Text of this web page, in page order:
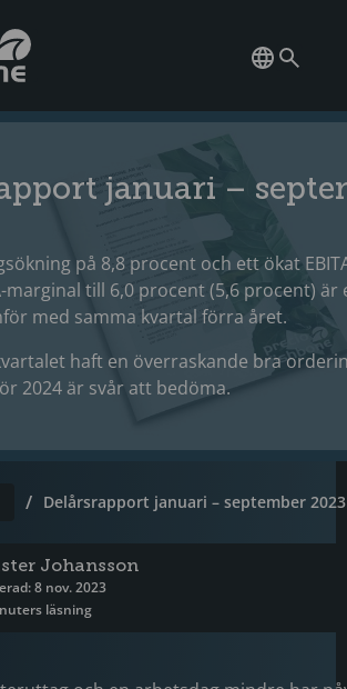
januari –
på 8,8 procent och ett ökat
marginal till 6,0 procent (5,6 procent) är
med samma kvartal förra året.
haft en överraskande bra
2024 är svår att bedöma.
brödsmulor
/ Delårsrapport januari – september 2023
Johansson
8 nov. 2023
läsning